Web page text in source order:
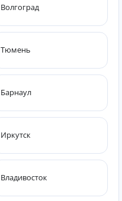
Волгоград
Тюмень
Барнаул
Иркутск
Владивосток